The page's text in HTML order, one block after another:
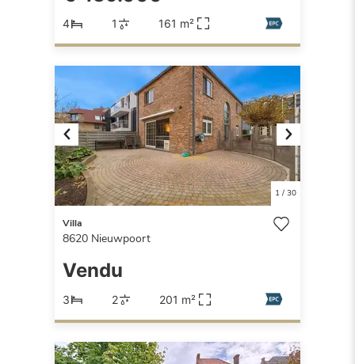
4 1 161 m²
Previous Next
1/ 30
Villa
8620 Nieuwpoort
Vendu
3 2 201 m²